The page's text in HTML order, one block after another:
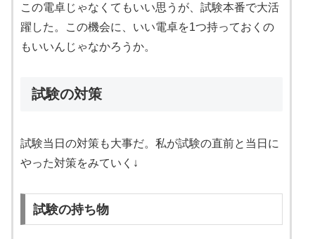
この電卓じゃなくてもいい思うが、試験本番で大活
躍した。この機会に、いい電卓を1つ持っておくの
もいいんじゃなかろうか。
試験の対策
試験当日の対策も大事だ。私が試験の直前と当日に
やった対策をみていく↓
試験の持ち物